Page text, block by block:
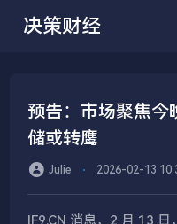
决策财经
预告：市场聚焦今
储或转鹰
Julie ⋅ 2026-02-13
IF9.CN 消息，2 月 13